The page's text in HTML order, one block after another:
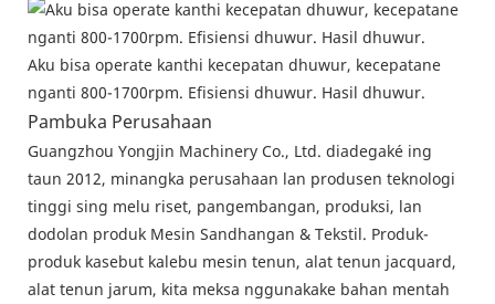
Aku bisa operate kanthi kecepatan dhuwur, kecepatane
nganti 800-1700rpm. Efisiensi dhuwur. Hasil dhuwur.
Pambuka Perusahaan
Guangzhou Yongjin Machinery Co., Ltd. diadegaké ing
taun 2012, minangka perusahaan lan produsen teknologi
tinggi sing melu riset, pangembangan, produksi, lan
dodolan produk Mesin Sandhangan & Tekstil. Produk-
produk kasebut kalebu mesin tenun, alat tenun jacquard,
alat tenun jarum, kita meksa nggunakake bahan mentah